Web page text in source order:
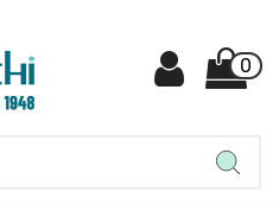
0